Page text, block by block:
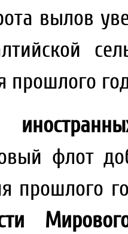
вылов
флот
прошлого